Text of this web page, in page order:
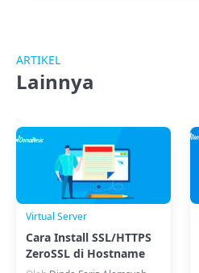
ARTIKEL
Lainnya
Virtual Server
Cara Install SSL/HTTPS
ZeroSSL di Hostname
Plesk Pada VPS